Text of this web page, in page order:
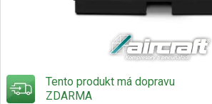
Tento produkt má dopravu
ZDARMA